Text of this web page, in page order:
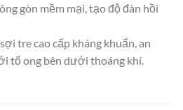
gòn mềm mại, tạo độ đàn hồi
tre cao cấp kháng khuẩn, an
tổ ong bên dưới thoáng khí.